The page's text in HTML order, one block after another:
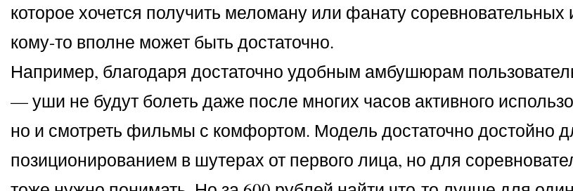
которое хочется получить меломану или фанату
кому-то вполне может быть достаточно.
Например, благодаря достаточно удобным амбушюрам
— уши не будут болеть даже после многих часов активного
но и смотреть фильмы с комфортом. Модель достаточно достойно
позиционированием в шутерах от первого лица, но для